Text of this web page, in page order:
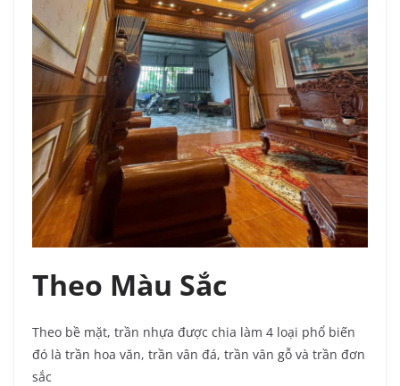
Theo Màu Sắc
Theo bề mặt, trần nhựa được chia làm 4 loại phổ biến
đó là trần hoa văn, trần vân đá, trần vân gỗ và trần đơn
sắc